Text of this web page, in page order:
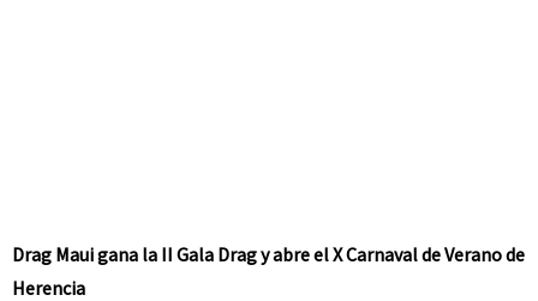
Drag Maui gana la II Gala Drag y abre el X Carnaval de Verano de
Herencia